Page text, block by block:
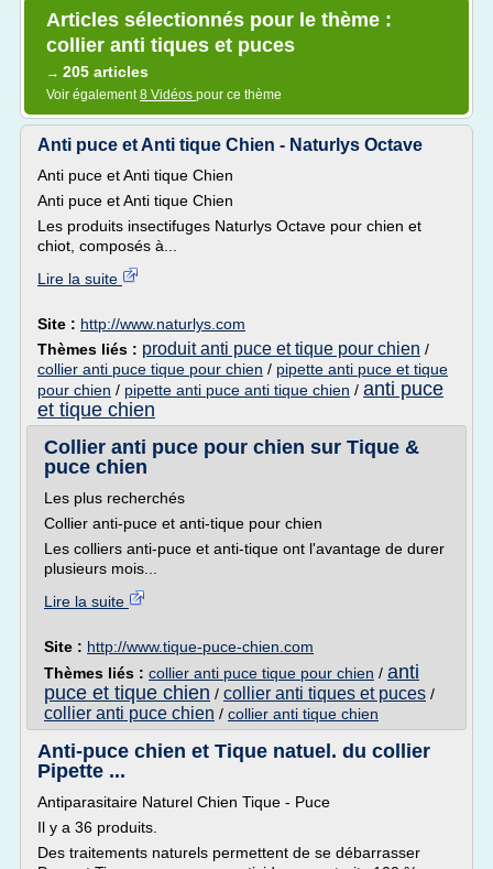
Articles sélectionnés pour le thème :
collier anti tiques et puces
→ 205 articles
Voir également8 Vidéos pour ce thème
Anti puce et Anti tique Chien - Naturlys Octave
Anti puce et Anti tique Chien
Anti puce et Anti tique Chien
Les produits insectifuges Naturlys Octave pour chien et
chiot, composés à...
Lire la suite
Site : http://www.naturlys.com
Thèmes liés : produit anti puce et tique pour chien /
collier anti puce tique pour chien / pipette anti puce et tique
pour chien / pipette anti puce anti tique chien / anti puce
et tique chien
Collier anti puce pour chien sur Tique &
puce chien
Les plus recherchés
Collier anti-puce et anti-tique pour chien
Les colliers anti-puce et anti-tique ont l'avantage de durer
plusieurs mois...
Lire la suite
Site : http://www.tique-puce-chien.com
Thèmes liés : collier anti puce tique pour chien / anti
puce et tique chien / collier anti tiques et puces /
collier anti puce chien / collier anti tique chien
Anti-puce chien et Tique natuel. du collier
Pipette ...
Antiparasitaire Naturel Chien Tique - Puce
Il y a 36 produits.
Des traitements naturels permettent de se débarrasser